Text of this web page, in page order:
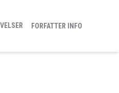
FORFATTER INFO